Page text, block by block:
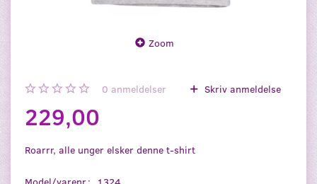
Zoom
0 anmeldelser Skriv anmeldelse
229,00
Roarrr, alle unger elsker denne t-shirt
Model/varenr.:
1324